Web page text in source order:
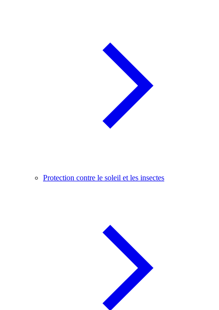
Protection contre le soleil et les insectes